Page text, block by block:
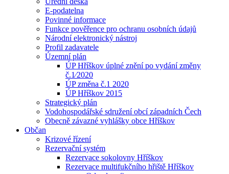
E-podatelna
Povinné informace
Funkce pověřence pro ochranu osobních údajů
Národní elektronický nástroj
Profil zadavatele
Územní plán
ÚP Hříškov úplné znění po vydání změny
č.1⁄2020
ÚP změna č.1 2020
ÚP Hříškov 2015
Strategický plán
Vodohospodářské sdružení obcí západních Čech
Obecně závazné vyhlášky obce Hříškov
Občan
Krizové řízení
Rezervační systém
Rezervace sokolovny Hříškov
Rezervace multifukčního hřiště Hříškov